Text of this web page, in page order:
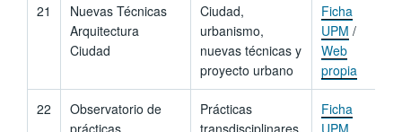
21
Nuevas Técnicas
Arquitectura
Ciudad
Ciudad,
urbanismo,
nuevas técnicas y
proyecto urbano
Ficha
UPM /
Web
propia
22
Observatorio de
prácticas
Prácticas
transdisciplinares,
Ficha
UPM